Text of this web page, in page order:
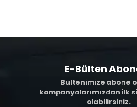
E-Bülten
Bültenimize abone
kampanyalarımızdan ilk
olabilirsiniz.